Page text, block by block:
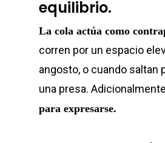
equilibrio.
La cola actúa como
corren por un espacio
angosto, o cuando saltan
una presa.
para expresarse.